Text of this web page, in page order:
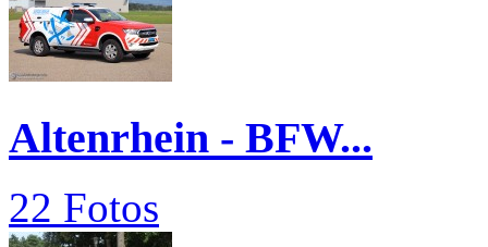
Altenrhein - BFW...
22 Fotos